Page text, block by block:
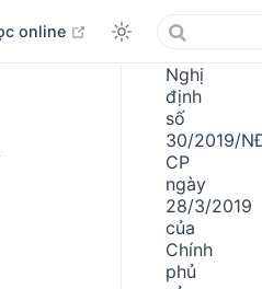
in new window
online open in new window
Nghị
định
số
30/2019/
CP
ngày
28/3/2019
của
Chính
phủ